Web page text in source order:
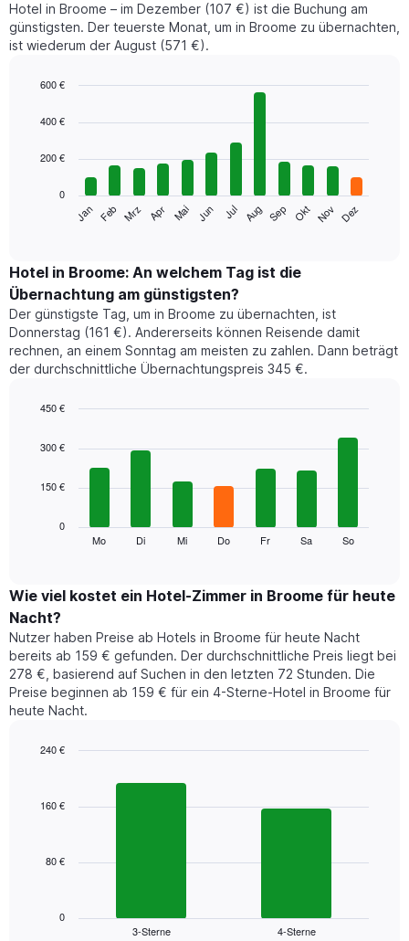
Hotel in Broome – im Dezember (107 €) ist die Buchung am
günstigsten. Der teuerste Monat, um in Broome zu übernachten,
ist wiederum der August (571 €).
chart
bars.
folgende
den
durchschnittlichen
Zimmerpreis
im
jeweiligen
Monat
an.
Diagramm
die
Monate
hat
1
Y-
Achse,
die
den
durchschnittlichen
Zimmerpreis
graphic.
Jan Feb Mrz Apr Mai Jun Jul Aug Sep Okt Nov Dez
0
200 €
400 €
600 €
Hotel in Broome: An welchem Tag ist die
Übernachtung am günstigsten?
Der günstigste Tag, um in Broome zu übernachten, ist
Donnerstag (161 €). Andererseits können Reisende damit
rechnen, an einem Sonntag am meisten zu zahlen. Dann beträgt
der durchschnittliche Übernachtungspreis 345 €.
chart
bars.
den
durchschnittlichen
Preis
eines
Zimmers
für
den
jeweiligen
Das
die
Mo Di Mi Do Fr Sa So
0
150 €
300 €
450 €
Wie viel kostet ein Hotel-Zimmer in Broome für heute
Nacht?
Nutzer haben Preise ab Hotels in Broome für heute Nacht
bereits ab 159 € gefunden. Der durchschnittliche Preis liegt bei
278 €, basierend auf Suchen in den letzten 72 Stunden. Die
Preise beginnen ab 159 € für ein 4-Sterne-Hotel in Broome für
heute Nacht.
with
Das
zeigt
3-Sterne 4-Sterne
0
80 €
160 €
240 €